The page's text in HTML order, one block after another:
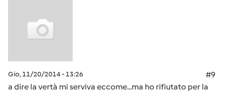
Gio, 11/20/2014 - 13:26
#9
a dire la vertà mi serviva eccome...ma ho rifiutato per la